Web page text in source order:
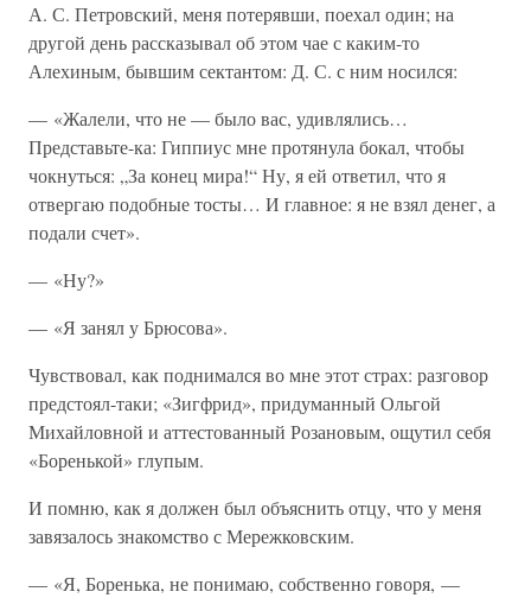
А. С. Петровский, меня потерявши, поехал один; на
другой день рассказывал об этом чае с каким-то
Алехиным, бывшим сектантом: Д. С. с ним носился:
— «Жалели, что не — было вас, удивлялись…
Представьте-ка: Гиппиус мне протянула бокал, чтобы
чокнуться: „За конец мира!“ Ну, я ей ответил, что я
отвергаю подобные тосты… И главное: я не взял денег, а
подали счет».
— «Ну?»
— «Я занял у Брюсова».
Чувствовал, как поднимался во мне этот страх: разговор
предстоял-таки; «Зигфрид», придуманный Ольгой
Михайловной и аттестованный Розановым, ощутил себя
«Боренькой» глупым.
И помню, как я должен был объяснить отцу, что у меня
завязалось знакомство с Мережковским.
— «Я, Боренька, не понимаю, собственно говоря, —